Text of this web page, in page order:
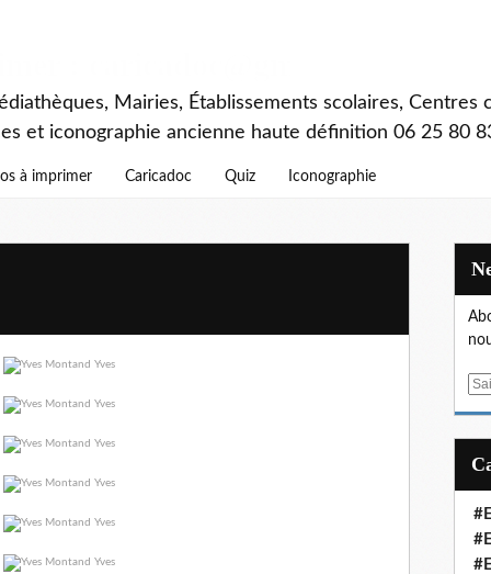
Mairies, Établissements scolaires, Centres
et iconographie ancienne haute définition 06 25 80
à imprimer Caricadoc Quiz Iconographie
E